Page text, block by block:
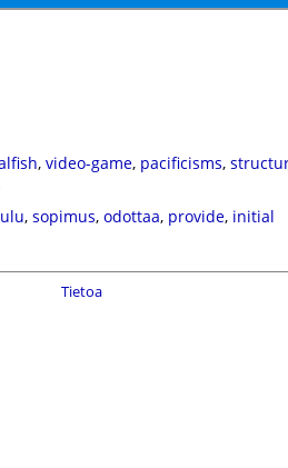
, video-game, pacificisms,
, sopimus, odottaa, provide, initial
Tietoa